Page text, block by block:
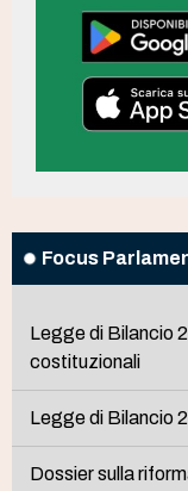
Focus
Legge di Bilancio
costituzionali
Legge di Bilancio
Dossier sulla